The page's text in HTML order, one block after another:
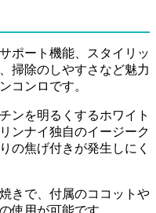
ポート機能、スタイリッ
掃除のしやすさなど魅力
コンロです。
ンを明るくするホワイト
ンナイ独自のイージーク
の焦げ付きが発生しにく
きで、付属のココットや